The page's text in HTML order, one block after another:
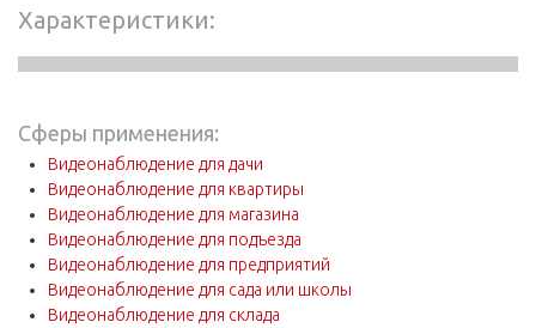
Характеристики
Сферы применения:
Видеонаблюдение для дачи
Видеонаблюдение для квартиры
Видеонаблюдение для магазина
Видеонаблюдение для подъезда
Видеонаблюдение для предприятий
Видеонаблюдение для сада или школы
Видеонаблюдение для склада